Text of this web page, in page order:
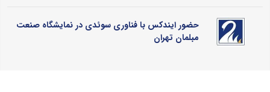
حضور ایندکس با فناوری سوئدی در نمایشگاه صنعت
مبلمان تهران